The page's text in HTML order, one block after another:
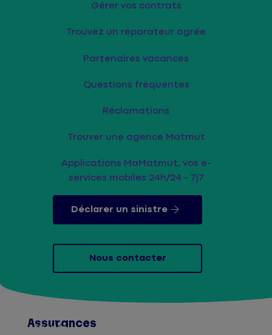
Gérer vos contrats
Trouvez un réparateur agrée
Partenaires vacances
Questions fréquentes
Réclamations
Trouver une agence Matmut
Applications MaMatmut, vos e-
services mobiles 24h/24 - 7j7
Déclarer un sinistre
Nous contacter
Assurances
Afficher